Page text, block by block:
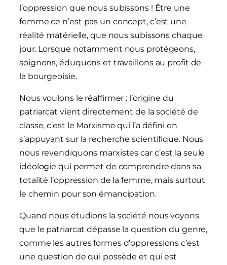
l’oppression que nous subissons ! Être une
femme ce n’est pas un concept, c’est une
réalité matérielle, que nous subissons chaque
jour. Lorsque notamment nous protégeons,
soignons, éduquons et travaillons au profit de
la bourgeoisie.
Nous voulons le réaffirmer : l’origine du
patriarcat vient directement de la société de
classe, c’est le Marxisme qui l’a défini en
s’appuyant sur la recherche scientifique. Nous
nous revendiquons marxistes car c’est la seule
idéologie qui permet de comprendre dans sa
totalité l’oppression de la femme, mais surtout
le chemin pour son émancipation.
Quand nous étudions la société nous voyons
que le patriarcat dépasse la question du genre,
comme les autres formes d’oppressions c’est
une question de qui possède et qui est